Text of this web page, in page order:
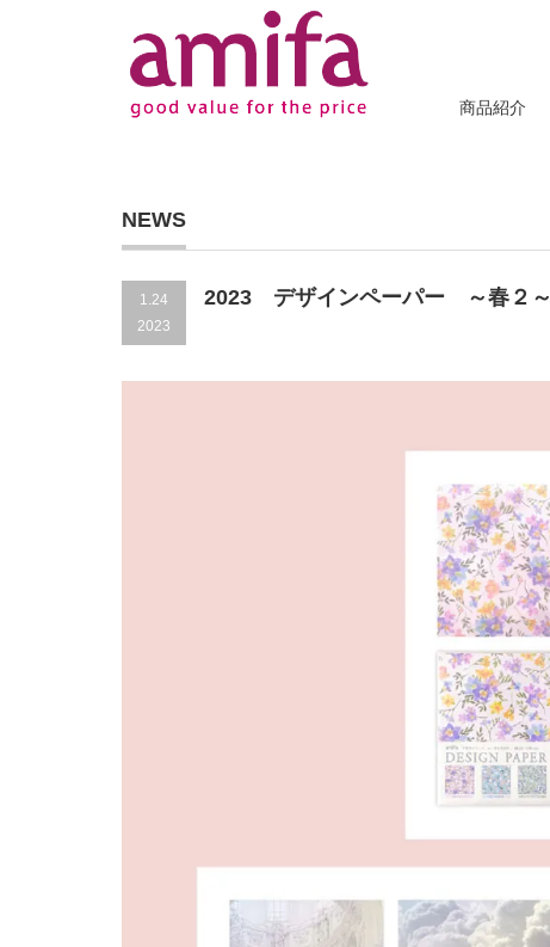
商品紹介
NEWS
1.24
2023
2023 デザインペーパー ～春２～